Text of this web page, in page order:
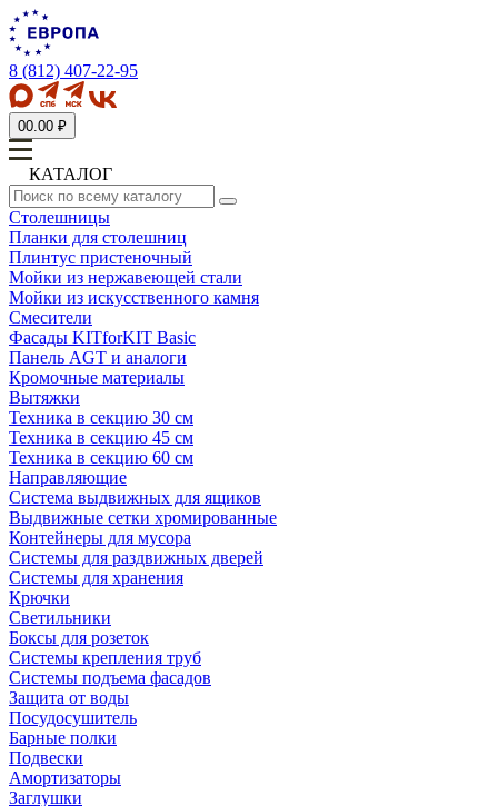
8 (812) 407-22-95
00.00 ₽
КАТАЛОГ
Столешницы
Планки для столешниц
Плинтус пристеночный
Мойки из нержавеющей стали
Мойки из искусственного камня
Смесители
Фасады KITforKIT Basic
Панель AGT и аналоги
Кромочные материалы
Вытяжки
Техника в секцию 30 см
Техника в секцию 45 см
Техника в секцию 60 см
Направляющие
Система выдвижных для ящиков
Выдвижные сетки хромированные
Контейнеры для мусора
Системы для раздвижных дверей
Системы для хранения
Крючки
Светильники
Боксы для розеток
Системы крепления труб
Системы подъема фасадов
Защита от воды
Посудосушитель
Барные полки
Подвески
Амортизаторы
Заглушки